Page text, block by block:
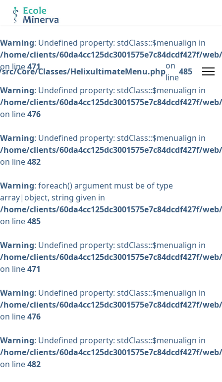
Core/Classes/HelixultimateMenu.php
on
line
485
Warning: Undefined property: stdClass::$menualign in
/home/clients/60da4cc125dc3001575e7c84dcdf427f/
on line471
Warning: Undefined property: stdClass::$menualign in
/home/clients/60da4cc125dc3001575e7c84dcdf427f/
on line476
Warning: Undefined property: stdClass::$menualign in
/home/clients/60da4cc125dc3001575e7c84dcdf427f/
on line482
Warning: foreach() argument must be of type
array|object, string given in
/home/clients/60da4cc125dc3001575e7c84dcdf427f/
on line485
Warning: Undefined property: stdClass::$menualign in
/home/clients/60da4cc125dc3001575e7c84dcdf427f/
on line471
Warning: Undefined property: stdClass::$menualign in
/home/clients/60da4cc125dc3001575e7c84dcdf427f/
on line476
Warning: Undefined property: stdClass::$menualign in
/home/clients/60da4cc125dc3001575e7c84dcdf427f/
on line482